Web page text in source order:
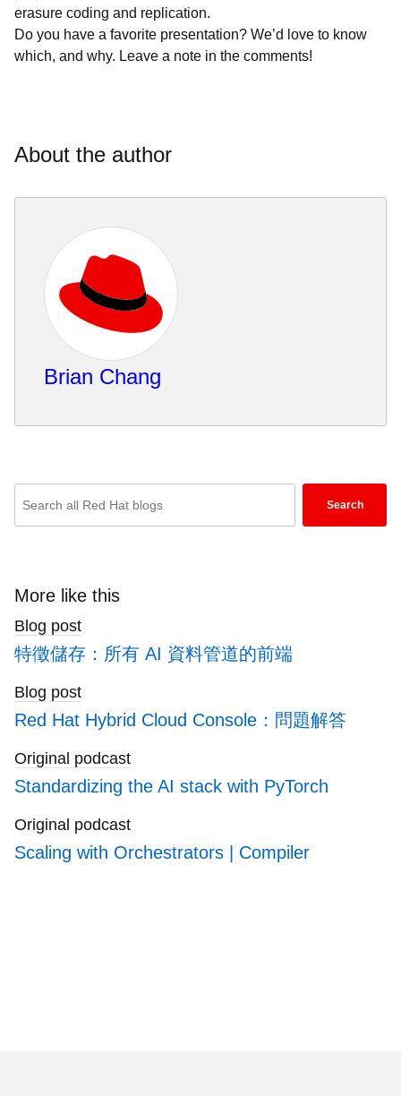
erasure coding and replication.
Do you have a favorite presentation? We’d love to know
which, and why. Leave a note in the comments!
About the author
Brian Chang
search
blogs
Search
More like this
Blog post
特徵儲存：所有 AI 資料管道的前端
Blog post
Red Hat Hybrid Cloud Console：問題解答
Original podcast
Standardizing the AI stack with PyTorch
Original podcast
Scaling with Orchestrators | Compiler